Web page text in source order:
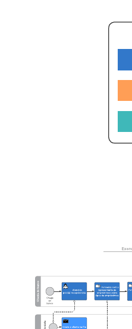
Este modelo de cronograma de
Documentar as tarefas
Colaborar com colegas
Identificar qual equipe
Abra este modelo para exibir um
cronograma de projeto,